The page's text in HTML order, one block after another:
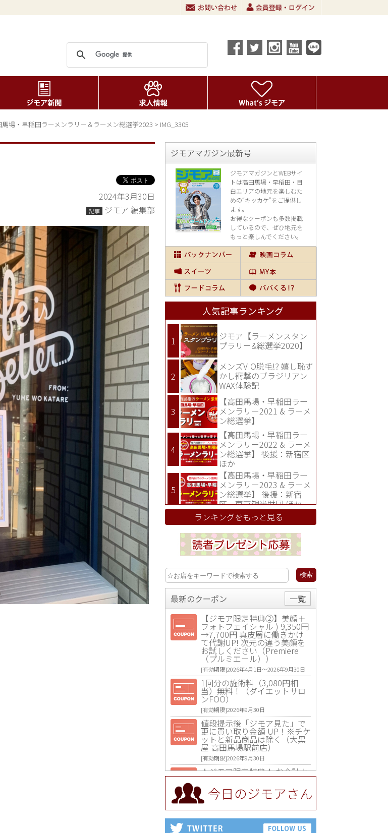
馬場・早稲田ラーメンラリー＆ラーメン総選挙2023 > IMG_3305
2024年3月30日
記事 ジモア 編集部
ジモアマガジン最新号
ジモアマガジンとWEBサイ
トは高田馬場・早稲田・目
白エリアの地元を楽しむた
めの“キッカケ”をご提供し
ます。
お得なクーポンも多数掲載
しているので、 ぜひ地元を
もっと楽しんでください。
人気記事ランキング
ジモア【ラーメンスタン
プラリー&総選挙2020】
メンズVIO脱毛!? 嬉し恥ず
かし衝撃のブラジリアン
WAX体験記
【高田馬場・早稲田ラー
メンラリー2021 & ラーメ
ン総選挙】
【高田馬場・早稲田ラー
メンラリー2022 & ラーメ
ン総選挙】 後援：新宿区
ほか
【高田馬場・早稲田ラー
メンラリー2023 & ラーメ
ン総選挙】 後援：新宿
区、東京観光財団 ほか
ランキングをもっと見る
最新のクーポン
一覧
【ジモア限定特典②】美顔＋
フォトフェイシャル ) 9,350円
→7,700円 真皮層に働きかけ
て代謝UP! 次元の違う美顔を
お試しください（Premiere
（プルミエール））
[有効期限]2026年4月1日〜2026年9月30日
1回分の施術料（3,080円相
当）無料！（ダイエットサロ
ンFOO）
[有効期限]2026年9月30日
値段提示後「ジモア見た」で
更に買い取り金額 UP！※チケ
ットと新品商品は除く（大黒
屋 高田馬場駅前店）
[有効期限]2026年9月30日
★ジモア限定特典★ お会計よ
り全品5％OFF（ナチュラル＆
ハンドメイドショップ［マキ
マキ］）
[有効期限]2026年9月30日まで
【ジモア限定①】初回割引 特
価 VIO脱毛11,000円⇒8,800円
今日のジモアさん